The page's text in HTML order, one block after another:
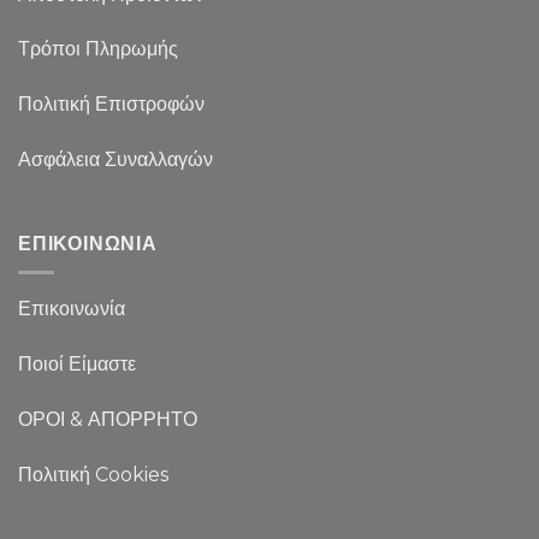
Τρόποι Πληρωμής
Πολιτική Επιστροφών
Ασφάλεια Συναλλαγών
ΕΠΙΚΟΙΝΩΝΙΑ
Επικοινωνία
Ποιοί Είμαστε
ΟΡΟΙ & ΑΠΟΡΡΗΤΟ
Πολιτική Cookies